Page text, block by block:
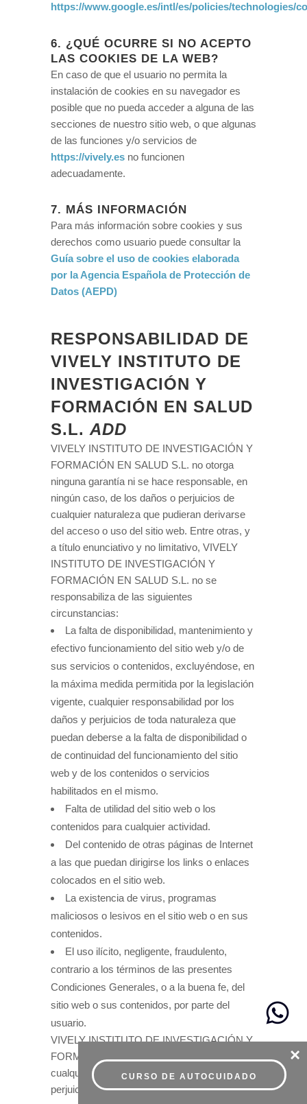
https://www.google.es/intl/es/policies/technologies/
6. ¿QUÉ OCURRE SI NO ACEPTO
LAS COOKIES DE LA WEB?
En caso de que el usuario no permita la
instalación de cookies en su navegador es
posible que no pueda acceder a alguna de las
secciones de nuestro sitio web, o que algunas
de las funciones y/o servicios de
https://vively.es no funcionen
adecuadamente.
7. MÁS INFORMACIÓN
Para más información sobre cookies y sus
derechos como usuario puede consultar la
Guía sobre el uso de cookies elaborada
por la Agencia Española de Protección de
Datos (AEPD)
RESPONSABILIDAD DE
VIVELY INSTITUTO DE
INVESTIGACIÓN Y
FORMACIÓN EN SALUD
S.L. ADD
VIVELY INSTITUTO DE INVESTIGACIÓN Y
FORMACIÓN EN SALUD S.L. no otorga
ninguna garantía ni se hace responsable, en
ningún caso, de los daños o perjuicios de
cualquier naturaleza que pudieran derivarse
del acceso o uso del sitio web. Entre otras, y
a título enunciativo y no limitativo, VIVELY
INSTITUTO DE INVESTIGACIÓN Y
FORMACIÓN EN SALUD S.L. no se
responsabiliza de las siguientes
circunstancias:
La falta de disponibilidad, mantenimiento y
efectivo funcionamiento del sitio web y/o de
sus servicios o contenidos, excluyéndose, en
la máxima medida permitida por la legislación
vigente, cualquier responsabilidad por los
daños y perjuicios de toda naturaleza que
puedan deberse a la falta de disponibilidad o
de continuidad del funcionamiento del sitio
web y de los contenidos o servicios
habilitados en el mismo.
Falta de utilidad del sitio web o los
contenidos para cualquier actividad.
Del contenido de otras páginas de Internet
a las que puedan dirigirse los links o enlaces
colocados en el sitio web.
La existencia de virus, programas
maliciosos o lesivos en el sitio web o en sus
contenidos.
El uso ilícito, negligente, fraudulento,
contrario a los términos de las presentes
Condiciones Generales, o a la buena fe, del
sitio web o sus contenidos, por parte del
usuario.
VIVELY INSTITUTO DE INVESTIGACIÓN Y
FORMACIÓN EN SALUD S.L. excluye
cualquier responsabilidad por los daños o
perjuicios de toda índole, incluyendo el lucro
×
CURSO DE AUTOCUIDADO